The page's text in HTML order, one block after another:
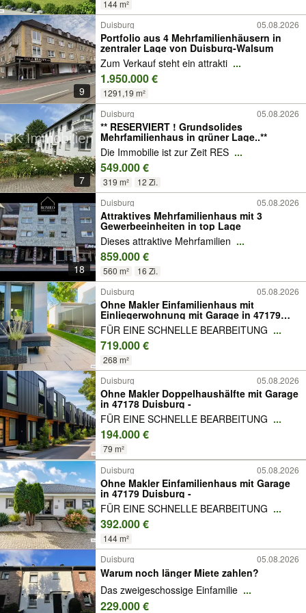
144 m²
9
Duisburg 05.08.2026
Portfolio aus 4 Mehrfamilienhäusern in
zentraler Lage von Duisburg-Walsum
Zum Verkauf steht ein attrakti ...
1.950.000 €
1291,19 m²
7
Duisburg 05.08.2026
** RESERVIERT ! Grundsolides
Mehrfamilienhaus in grüner Lage..**
Die Immobilie ist zur Zeit RES ...
549.000 €
319 m² 12 Zi.
18
Duisburg 05.08.2026
Attraktives Mehrfamilienhaus mit 3
Gewerbeeinheiten in top Lage
Dieses attraktive Mehrfamilien ...
859.000 €
560 m²
16 Zi.
Duisburg
05.08.2026
Ohne Makler Einfamilienhaus mit
Einliegerwohnung mit Garage in 47179
Duisburg -
FÜR EINE SCHNELLE BEARBEITUNG ...
719.000 €
268 m²
Duisburg
05.08.2026
Ohne Makler Doppelhaushälfte mit Garage
in 47178 Duisburg -
FÜR EINE SCHNELLE BEARBEITUNG ...
194.000 €
79 m²
Duisburg
05.08.2026
Ohne Makler Einfamilienhaus mit Garage
in 47179 Duisburg -
FÜR EINE SCHNELLE BEARBEITUNG ...
392.000 €
144 m²
Duisburg 05.08.2026
Warum noch länger Miete zahlen?
Das zweigeschossige Einfamilie ...
229.000 €